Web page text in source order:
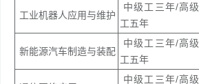
工业机器人应用与维护
中级工三年/高级
工五年
新能源汽车制造与装配
中级工三年/高级
工五年
中级工三年/高级